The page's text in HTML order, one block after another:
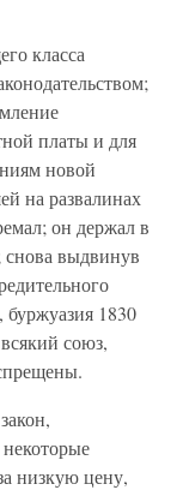
класса
платы и для
новой
на развалинах
он держал в
снова выдвинув
буржуазия 1830
союз,
низкую цену,